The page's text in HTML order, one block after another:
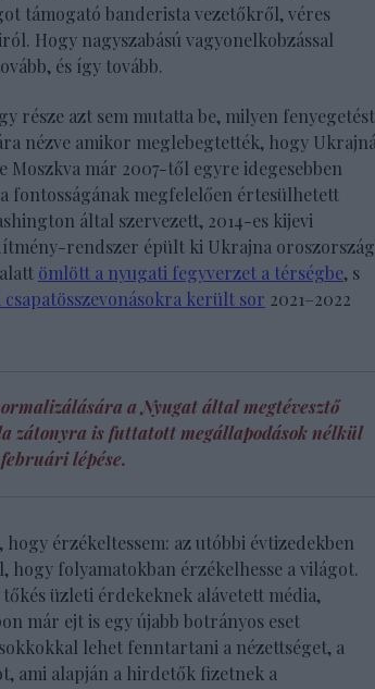
támogató banderista vezetőkről, véres
Hogy nagyszabású vagyonelkobzással
és így tovább.
része azt sem mutatta be, milyen fenyegetést
nézve amikor meglebegtették, hogy
már 2007-től egyre idegesebben
fontosságának megfelelően értesülhetett
által szervezett, 2014-es kijevi
rendszer épült ki Ukrajna
ömlött a nyugati fegyverzet a térségbe, s
került sor 2021–2022
a Nyugat által megtévesztő
zátonyra is futtatott megállapodások nélkül
lépése.
érzékeltessem: az utóbbi évtizedekben
hogy folyamatokban érzékelhesse a világot.
üzleti érdekeknek alávetett média,
már ejt is egy újabb botrányos eset
lehet fenntartani a nézettséget, a
ami alapján a hirdetők fizetnek a